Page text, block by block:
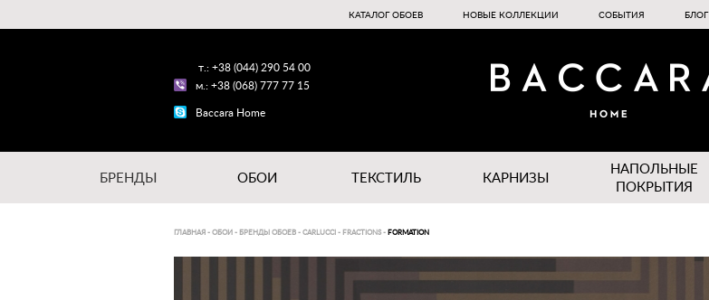
КАТАЛОГ ОБОЕВ НОВЫЕ КОЛЛЕКЦИИ СОБЫТИЯ БЛОГ
т.: +38 (044) 290 54 00
м.: +38 (068) 777 77 15
Baccara Home
БРЕНДЫ ОБОИ ТЕКСТИЛЬ КАРНИЗЫ
НАПОЛЬНЫЕ
ПОКРЫТИЯ
ГЛАВНАЯ - ОБОИ - БРЕНДЫ ОБОЕВ - CARLUCCI - FRACTIONS - FORMATION